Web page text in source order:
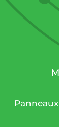
Panneaux